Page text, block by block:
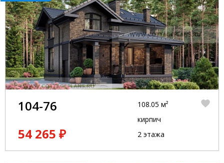
104-76
54 265 ₽
108.05 м²
кирпич
2 этажа